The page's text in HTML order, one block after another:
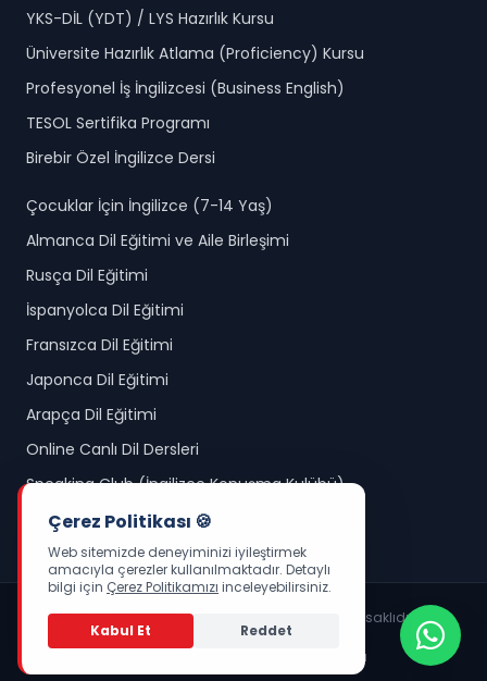
YKS-DİL (YDT) / LYS Hazırlık Kursu
Üniversite Hazırlık Atlama (Proficiency) Kursu
Profesyonel İş İngilizcesi (Business English)
TESOL Sertifika Programı
Birebir Özel İngilizce Dersi
Çocuklar İçin İngilizce (7-14 Yaş)
Almanca Dil Eğitimi ve Aile Birleşimi
Rusça Dil Eğitimi
İspanyolca Dil Eğitimi
Fransızca Dil Eğitimi
Japonca Dil Eğitimi
Arapça Dil Eğitimi
Online Canlı Dil Dersleri
Speaking Club (İngilizce Konuşma Kulübü)
Okul Öncesi İngilizce (3-6 Yaş)
© 2026 Ankara Amerikan Kültür. Tüm hakları saklıdır.
Web Yazılım :LUDİJİTAL
Çerez Politikası
Çerez Politikası 🍪
Web sitemizde deneyiminizi iyileştirmek
amacıyla çerezler kullanılmaktadır. Detaylı
bilgi için Çerez Politikamızı inceleyebilirsiniz.
Kabul Et Reddet